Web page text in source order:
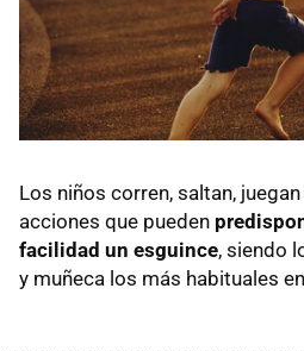
Los niños corren, saltan,
acciones que pueden
facilidad un esguince, siendo
y muñeca los más habituales